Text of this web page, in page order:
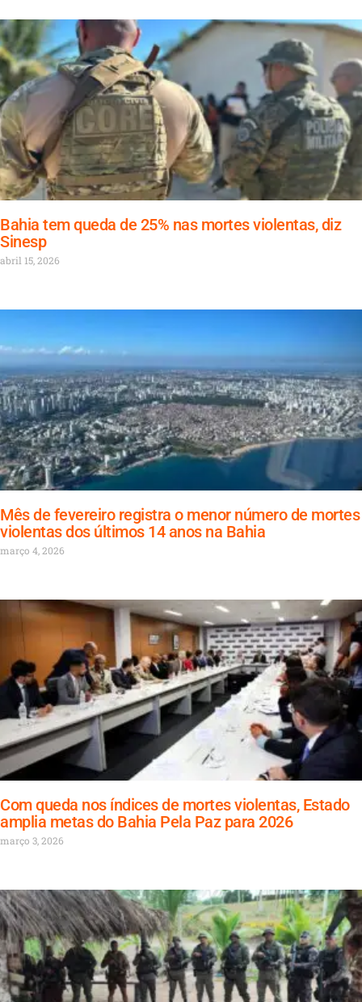
Bahia tem queda de 25% nas mortes violentas, diz
Sinesp
abril 15, 2026
Mês de fevereiro registra o menor número de mortes
violentas dos últimos 14 anos na Bahia
março 4, 2026
Com queda nos índices de mortes violentas, Estado
amplia metas do Bahia Pela Paz para 2026
março 3, 2026